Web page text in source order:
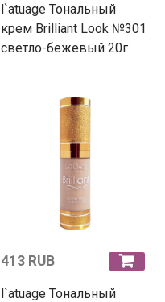
l`atuage Тональный
крем Brilliant Look №301
светло-бежевый 20г
413 RUB
l`atuage Тональный